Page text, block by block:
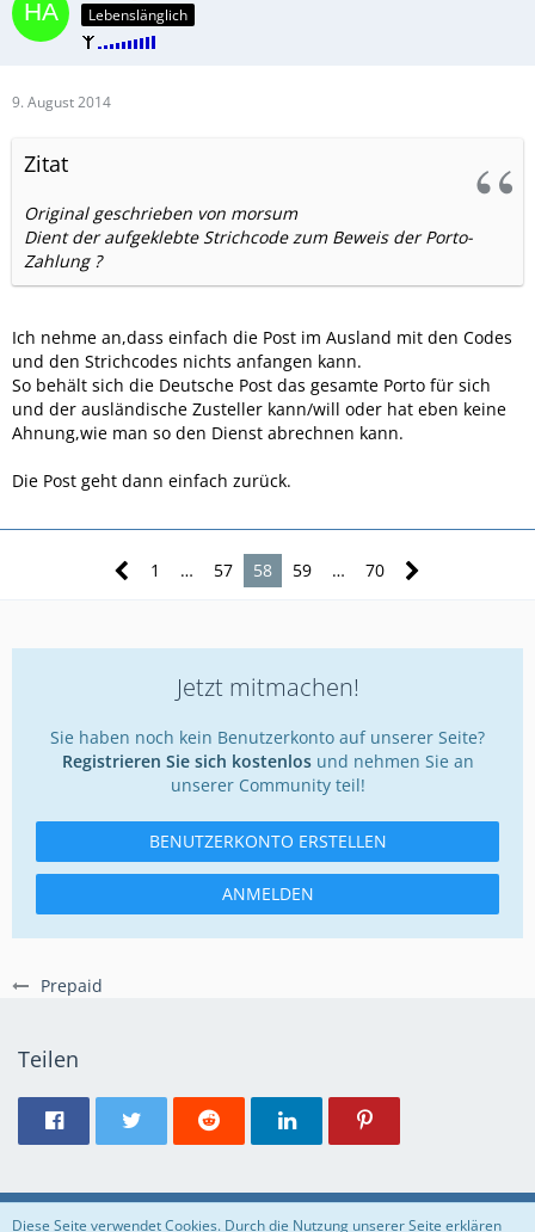
Prepaid
Lebenslänglich
9. August 2014
Zitat
Original geschrieben von morsum
Dient der aufgeklebte Strichcode zum Beweis der Porto-
Zahlung ?
Ich nehme an,dass einfach die Post im Ausland mit den Codes
und den Strichcodes nichts anfangen kann.
So behält sich die Deutsche Post das gesamte Porto für sich
und der ausländische Zusteller kann/will oder hat eben keine
Ahnung,wie man so den Dienst abrechnen kann.
Die Post geht dann einfach zurück.
1 … 57 58 59 … 70
Jetzt mitmachen!
Sie haben noch kein Benutzerkonto auf unserer Seite?
Registrieren Sie sich kostenlosund nehmen Sie an
unserer Community teil!
BENUTZERKONTO ERSTELLEN
ANMELDEN
Teilen
Regeln Datenschutzerklärung Impressum
Diese Seite verwendet Cookies. Durch die Nutzung unserer Seite erklären